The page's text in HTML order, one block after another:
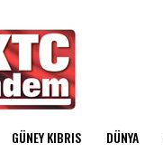
GÜNEY KIBRIS DÜNYA